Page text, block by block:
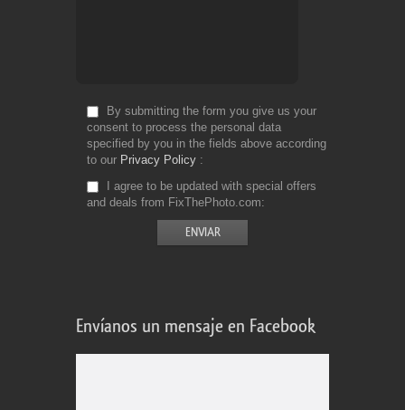
By submitting the form you give us your
consent to process the personal data
specified by you in the fields above according
to our Privacy Policy
I agree to be updated with special offers
and deals from FixThePhoto.com
Envíanos un mensaje en Facebook